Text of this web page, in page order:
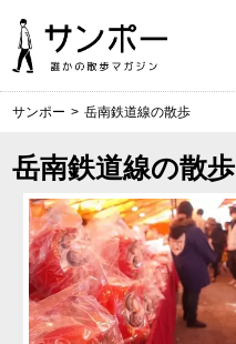
サンポー > 岳南鉄道線の散歩
岳南鉄道線の散歩